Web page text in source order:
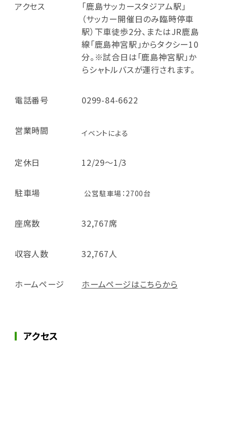
アクセス
「鹿島サッカースタジアム駅」
（サッカー開催日のみ臨時停車
駅）下車徒歩2分、またはJR鹿島
線「鹿島神宮駅」からタクシー10
分。※試合日は「鹿島神宮駅」か
らシャトルバスが運行されます。
電話番号 0299-84-6622
営業時間 イベントによる
定休日 12/29～1/3
駐車場 公営駐車場：2700台
座席数 32,767席
収容人数 32,767人
ホームページ ホームページはこちらから
アクセス